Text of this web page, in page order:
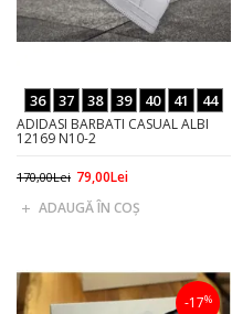
36 37 38 39 40 41 44
ADIDASI BARBATI CASUAL ALBI
12169 N10-2
170,00Lei 79,00Lei
ADAUGĂ ÎN COŞ
-17%